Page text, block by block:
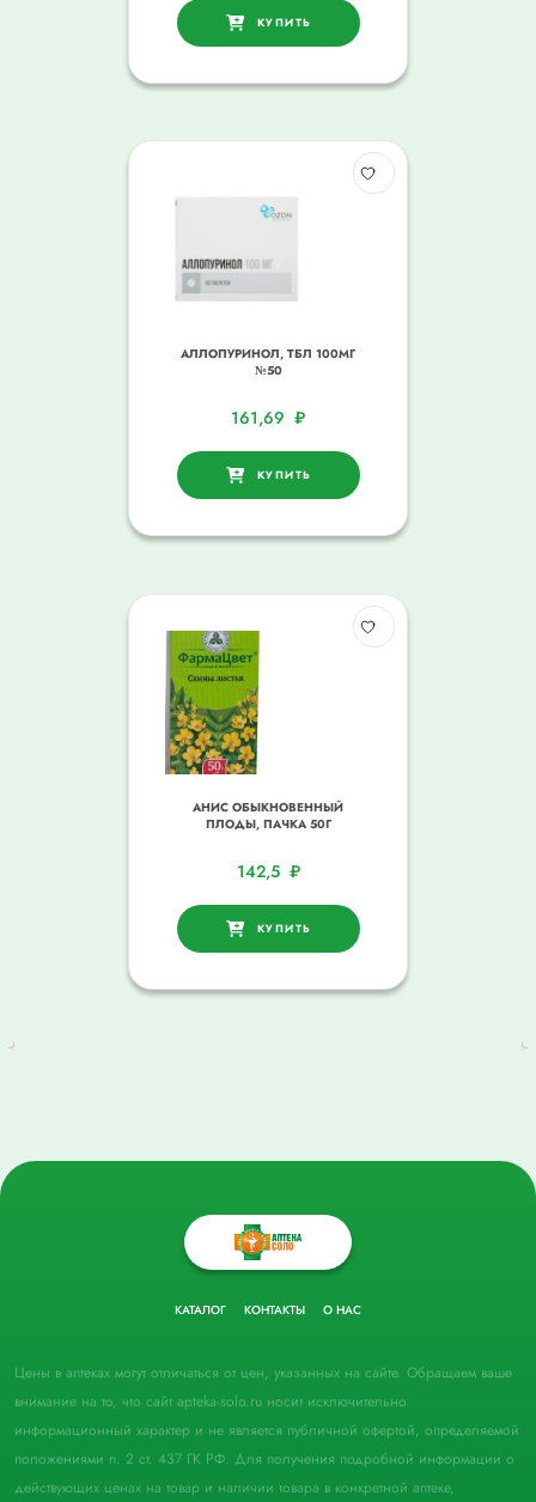
КУПИТЬ
АЛЛОПУРИНОЛ, ТБЛ 100МГ
№50
161,69 ₽
КУПИТЬ
АНИС ОБЫКНОВЕННЫЙ
ПЛОДЫ, ПАЧКА 50Г
142,5 ₽
КУПИТЬ
КАТАЛОГ КОНТАКТЫ О НАС
Цены в аптеках могут отличаться от цен, указанных на сайте. Обращаем ваше
внимание на то, что сайт apteka-solo.ru носит исключительно
информационный характер и не является публичной офертой, определяемой
положениями п. 2 ст. 437 ГК РФ. Для получения подробной информации о
действующих ценах на товар и наличии товара в конкретной аптеке,